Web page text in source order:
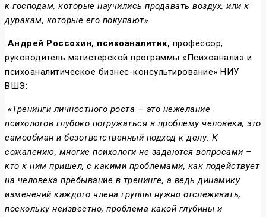
к господам, которые научились продавать воздух, или к
дуракам, которые его покупают».
Андрей Россохин, психоаналитик, профессор,
руководитель магистерской программы «Психоанализ и
психоаналитическое бизнес-консультирование» НИУ
ВШЭ:
«Тренинги личностного роста – это нежелание
психологов глубоко погружаться в проблему человека, это
самообман и безответственный подход к делу. К
сожалению, многие психологи не задаются вопросами –
кто к ним пришел, с какими проблемами, как подействует
на человека пребывание в тренинге, а ведь динамику
изменений каждого члена группы нужно отслеживать,
поскольку неизвестно, проблема какой глубины и